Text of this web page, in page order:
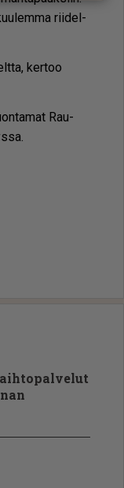
rii­del­
ker­too
Rau­